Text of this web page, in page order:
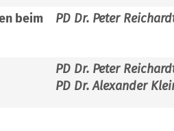
beim
PD Dr. Peter
PD Dr. Peter
PD Dr. Alexander